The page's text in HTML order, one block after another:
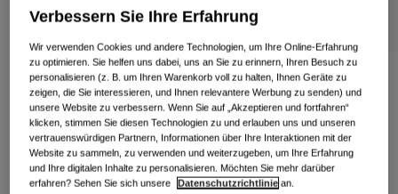
Rennrad Bekleidung
Mountainbike Bekleidung
Alle anzeigen
Ersatzgläser
Alle anzeigen
Kinder
Helme
Schutzbrillen
Gauge Boa Schuh
Artikelnr.39106
134,99 €
Verbessern Sie Ihre Erfahrung
Wir verwenden Cookies und andere Technologien, um Ihre Online-Erfahrung
zu optimieren. Sie helfen uns dabei, uns an Sie zu erinnern, Ihren Besuch zu
personalisieren (z. B. um Ihren Warenkorb voll zu halten, Ihnen Geräte zu
zeigen, die Sie interessieren, und Ihnen relevantere Werbung zu senden) und
unsere Website zu verbessern. Wenn Sie auf „Akzeptieren und fortfahren“
klicken, stimmen Sie diesen Technologien zu und erlauben uns und unseren
vertrauenswürdigen Partnern, Informationen über Ihre Interaktionen mit der
Website zu sammeln, zu verwenden und weiterzugeben, um Ihre Erfahrung
und Ihre digitalen Inhalte zu personalisieren. Möchten Sie mehr darüber
erfahren? Sehen Sie sich unsere
Datenschutzrichtlinie an.